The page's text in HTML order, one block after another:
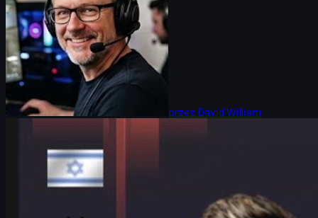
przez David William
HeavyGod i G2 na Majorze w Kolonii – droga po
chwałę w CS2
HeavyGod opowiada o formie G2, presji LANXESS Arena,
przygotowaniach mentalnych oraz drodze po trofeum na IEM